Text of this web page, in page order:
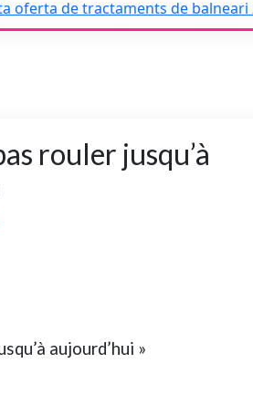
rouler jusqu’à
aujourd’hui »